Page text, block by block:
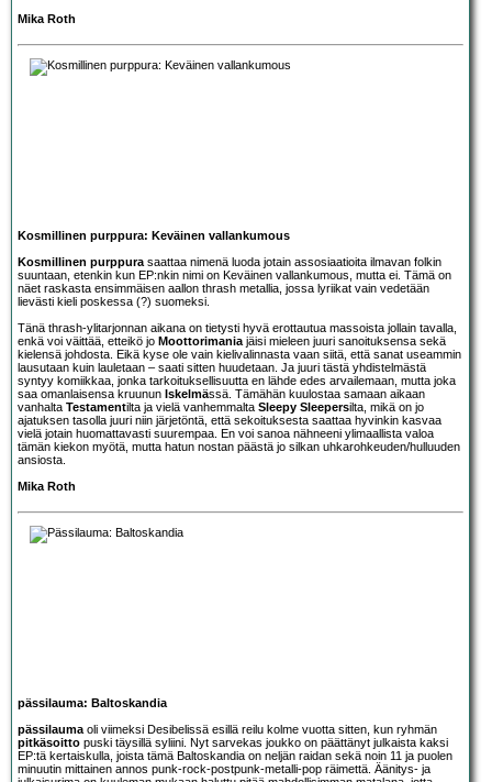
Mika Roth
Kosmillinen purppura: Keväinen vallankumous
Kosmillinen purppura saattaa nimenä luoda jotain assosiaatioita ilmavan folkin
suuntaan, etenkin kun EP:nkin nimi on Keväinen vallankumous, mutta ei. Tämä on
näet raskasta ensimmäisen aallon thrash metallia, jossa lyriikat vain vedetään
lievästi kieli poskessa (?) suomeksi.
Tänä thrash-ylitarjonnan aikana on tietysti hyvä erottautua massoista jollain tavalla,
enkä voi väittää, etteikö jo Moottorimania jäisi mieleen juuri sanoituksensa sekä
kielensä johdosta. Eikä kyse ole vain kielivalinnasta vaan siitä, että sanat useammin
lausutaan kuin lauletaan – saati sitten huudetaan. Ja juuri tästä yhdistelmästä
syntyy komiikkaa, jonka tarkoituksellisuutta en lähde edes arvailemaan, mutta joka
saa omanlaisensa kruunun Iskelmässä. Tämähän kuulostaa samaan aikaan
vanhalta Testamentilta ja vielä vanhemmalta Sleepy Sleepersilta, mikä on jo
ajatuksen tasolla juuri niin järjetöntä, että sekoituksesta saattaa hyvinkin kasvaa
vielä jotain huomattavasti suurempaa. En voi sanoa nähneeni ylimaallista valoa
tämän kiekon myötä, mutta hatun nostan päästä jo silkan uhkarohkeuden/hulluuden
ansiosta.
Mika Roth
pässilauma: Baltoskandia
pässilauma oli viimeksi Desibelissä esillä reilu kolme vuotta sitten, kun ryhmän
pitkäsoitto puski täysillä syliini. Nyt sarvekas joukko on päättänyt julkaista kaksi
EP:tä kertaiskulla, joista tämä Baltoskandia on neljän raidan sekä noin 11 ja puolen
minuutin mittainen annos punk-rock-postpunk-metalli-pop räimettä. Äänitys- ja